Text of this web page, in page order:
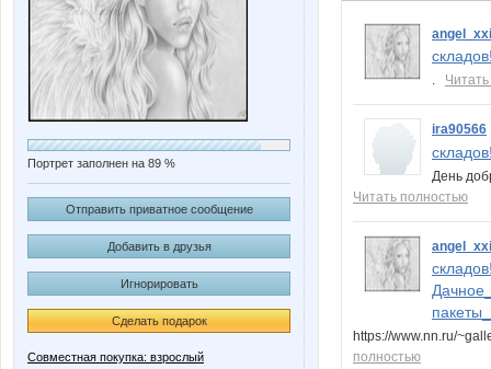
Портрет заполнен на 89 %
Отправить приватное сообщение
Добавить в друзья
Игнорировать
Сделать подарок
Совместная покупка: взрослый
angel_xxi
.
ira90566
День
Читать полностью
angel_xxi
https://www.nn.ru/
полностью